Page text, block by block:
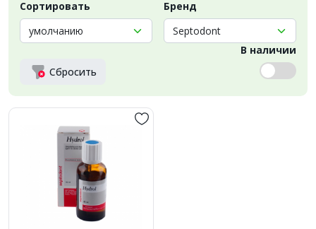
Сортировать Бренд
Сбросить
В наличии